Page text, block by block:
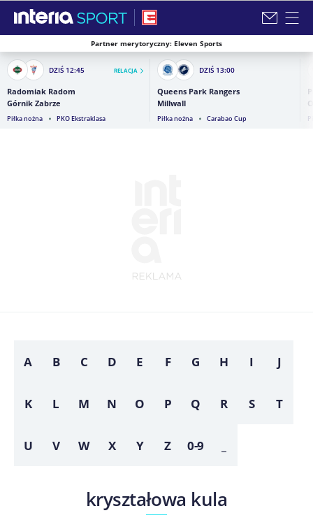
Zamknij i przejdź na stronę główną INTERIA
Partner merytoryczny: Eleven Sports
DZIŚ 12:45 RELACJA
Radomiak Radom
Górnik Zabrze
Piłka nożna PKO Ekstraklasa
DZIŚ 13:00
Queens Park Rangers
Millwall
Piłka nożna Carabao Cup
A B C D E F G H I J
K L M N O P Q R S T
U V W X Y Z 0-9
kryształowa kula